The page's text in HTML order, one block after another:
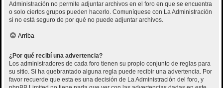
Administración no permite adjuntar archivos en el foro en que se encuentra
o solo ciertos grupos pueden hacerlo. Comuníquese con La Administración
si no está seguro de por qué no puede adjuntar archivos.
Arriba
¿Por qué recibí una advertencia?
Los administradores de cada foro tienen su propio conjunto de reglas para
su sitio. Si ha quebrantado alguna regla puede recibir una advertencia. Por
favor recuerde que esta es una decisión de La Administración del foro, y